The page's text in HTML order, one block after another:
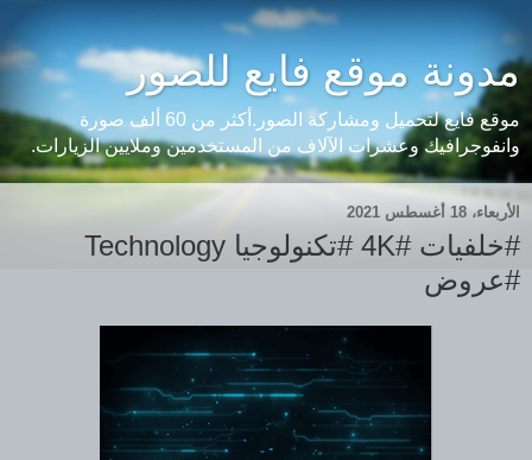
مدونة موقع فايع للصور
موقع فايع لتحميل ومشاركة الصور.أكثر من 60 ألف صورة
وانفوجرافيك وعشرات الآلاف من المستخدمين وملايين الزيارات.
الأربعاء، 18 أغسطس 2021
#خلفيات #4K #تكنولوجيا Technology
#عروض